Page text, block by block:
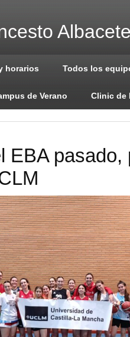
horarios Todos los
de Verano Clinic de
EBA pasado,